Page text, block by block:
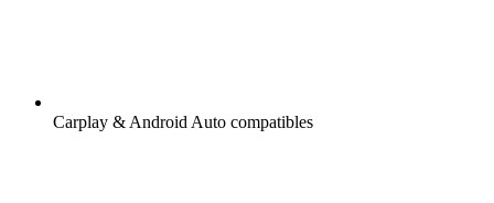
Carplay & Android Auto compatibles